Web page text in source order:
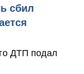
сбил
ДТП подал